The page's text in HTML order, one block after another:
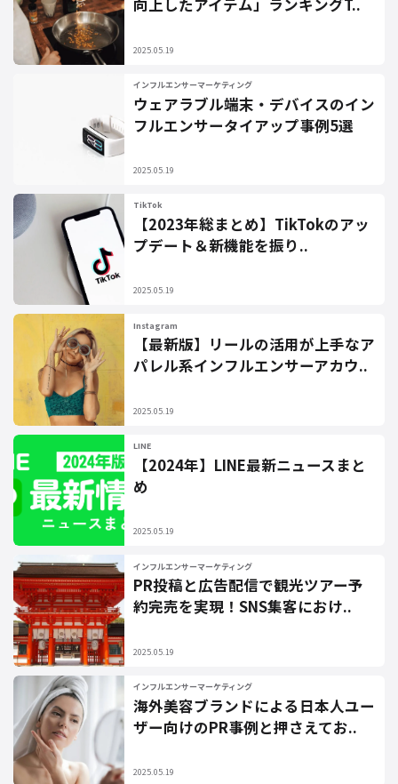
向上したアイテム」ランキングT..
2025.05.19
インフルエンサーマーケティング
ウェアラブル端末・デバイスのイン
フルエンサータイアップ事例5選
2025.05.19
TikTok
【2023年総まとめ】TikTokのアッ
プデート＆新機能を振り..
2025.05.19
Instagram
【最新版】リールの活用が上手なア
パレル系インフルエンサーアカウ..
2025.05.19
LINE
【2024年】LINE最新ニュースまと
め
2025.05.19
インフルエンサーマーケティング
PR投稿と広告配信で観光ツアー予
約完売を実現！SNS集客におけ..
2025.05.19
インフルエンサーマーケティング
海外美容ブランドによる日本人ユー
ザー向けのPR事例と押さえてお..
2025.05.19